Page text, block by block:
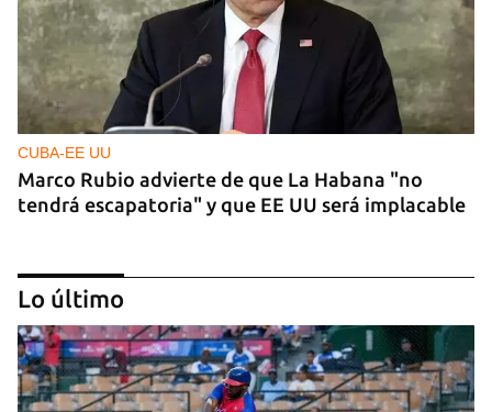
CUBA-EE UU
Marco Rubio advierte de que La Habana "no
tendrá escapatoria" y que EE UU será implacable
Lo último